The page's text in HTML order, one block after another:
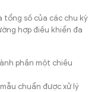
tổng số của các chu kỳ
hợp điều khiển đa
phần một chiều
chuẩn được xử lý